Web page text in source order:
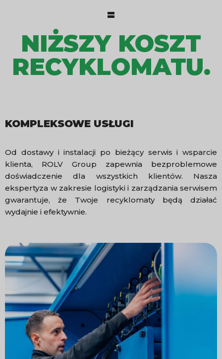
=
NIŻSZY KOSZT
RECYKLOMATU.
KOMPLEKSOWE USŁUGI
Od dostawy i instalacji po bieżący serwis i wsparcie
klienta, ROLV Group zapewnia bezproblemowe
doświadczenie dla wszystkich klientów. Nasza
ekspertyza w zakresie logistyki i zarządzania serwisem
gwarantuje, że Twoje recyklomaty będą działać
wydajnie i efektywnie.